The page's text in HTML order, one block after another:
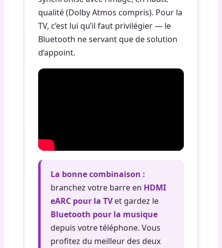
qualité (Dolby Atmos compris). Pour la
TV, c’est lui qu’il faut privilégier — le
Bluetooth ne servant que de solution
d’appoint.
La bonne combinaison :
branchez votre barre en HDMI
eARC pour la TVet gardez le
Bluetooth pour la musique
depuis votre téléphone. Vous
profitez du meilleur des deux